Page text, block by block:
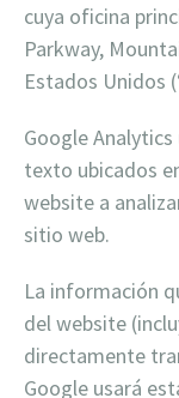
cuya oficina
Parkway,
Estados Unidos
Google
texto ubicados
website a
sitio web.
La información
del website
directamente
Google usará